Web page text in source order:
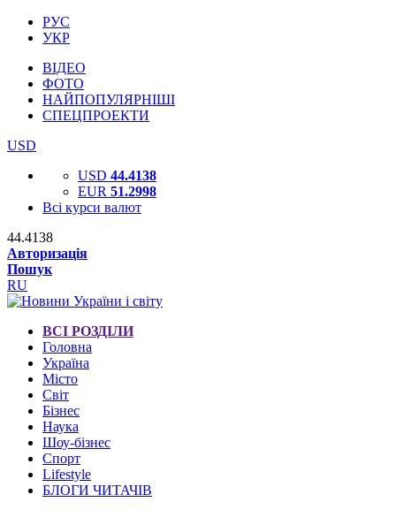
РУС
УКР
ВІДЕО
ФОТО
НАЙПОПУЛЯРНІШІ
СПЕЦПРОЕКТИ
USD
USD 44.4138
EUR 51.2998
Всі курси валют
44.4138
Авторизація
Пошук
RU
ВСІ РОЗДІЛИ
Головна
Україна
Місто
Світ
Бізнес
Наука
Шоу-бізнес
Спорт
Lifestyle
БЛОГИ ЧИТАЧІВ